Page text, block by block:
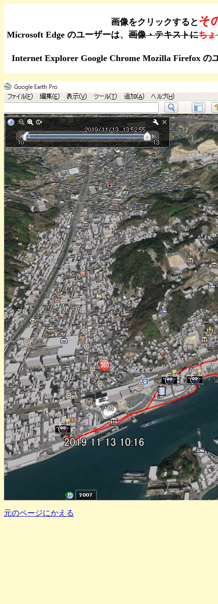
画像をクリックすると そ
Microsoft Edge のユーザーは、 画像・テキストにちょ
Internet Explorer Google Chrome Mozilla Firefox の
元のページにかえる